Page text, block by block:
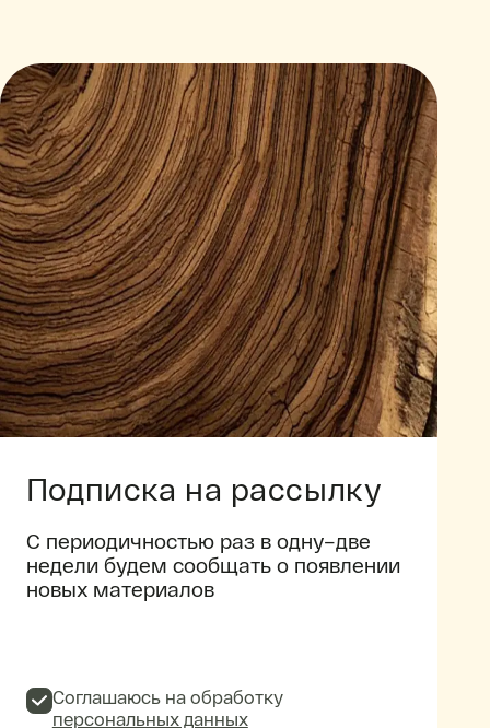
Подписка на рассылку
С периодичностью раз в одну–две
недели будем сообщать о появлении
новых материалов
Соглашаюсь на обработку
персональных данных